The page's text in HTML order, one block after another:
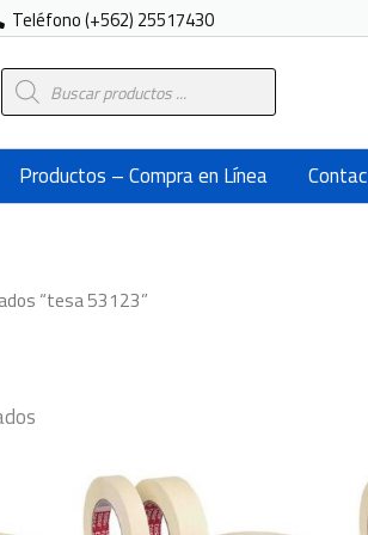
Teléfono (+562) 25517430
Búsqueda
de
Productos – Compra en Línea
“tesa 53123”